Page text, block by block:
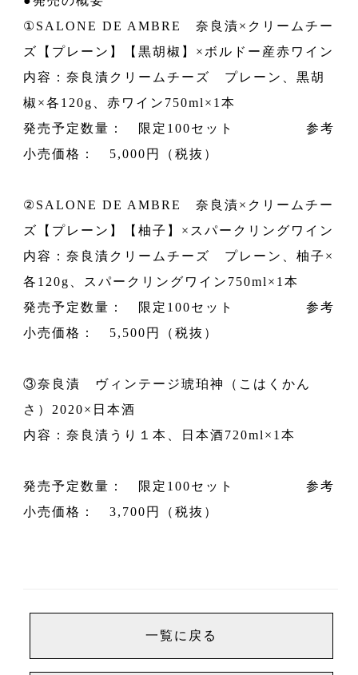
①SALONE DE AMBRE 奈良漬×クリームチー
ズ【プレーン】【黒胡椒】×ボルドー産赤ワイン
内容：奈良漬クリームチーズ プレーン、黒胡
椒×各120g、赤ワイン750ml×1本
発売予定数量： 限定100セット 参考
小売価格： 5,000円（税抜）
②SALONE DE AMBRE 奈良漬×クリームチー
ズ【プレーン】【柚子】×スパークリングワイン
内容：奈良漬クリームチーズ プレーン、柚子×
各120g、スパークリングワイン750ml×1本
発売予定数量： 限定100セット 参考
小売価格： 5,500円（税抜）
③奈良漬 ヴィンテージ琥珀神（こはくかん
さ）2020×日本酒
内容：奈良漬うり１本、日本酒720ml×1本
発売予定数量： 限定100セット 参考
小売価格： 3,700円（税抜）
一覧に戻る